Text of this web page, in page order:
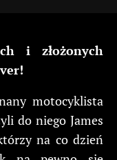
i złożonych
motocyklista
do niego James
na co dzień